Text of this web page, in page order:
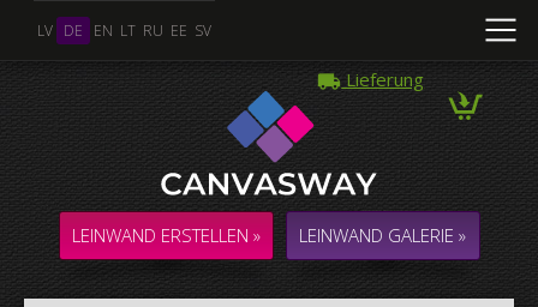
LV DE EN LT RU EE SV
Lieferung
LEINWAND ERSTELLEN » LEINWAND GALERIE »
Mehrere Fotos
COLLAGE / KOMPOSITION aus mehreren Fotos